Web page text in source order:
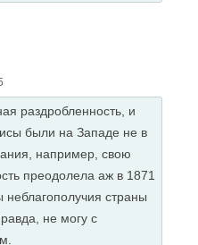
раздробленность, и
были на Западе не в
например, свою
преодолела аж в 1871
страны
не могу с